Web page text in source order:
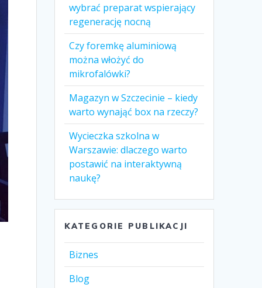
wybrać preparat wspierający
regenerację nocną
Czy foremkę aluminiową
można włożyć do
mikrofalówki?
Magazyn w Szczecinie – kiedy
warto wynająć box na rzeczy?
Wycieczka szkolna w
Warszawie: dlaczego warto
postawić na interaktywną
naukę?
KATEGORIE PUBLIKACJI
Biznes
Blog